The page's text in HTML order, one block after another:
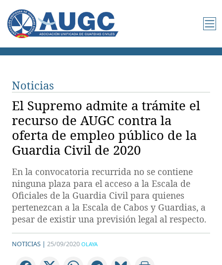
Noticias
El Supremo admite a trámite el
recurso de AUGC contra la
oferta de empleo público de la
Guardia Civil de 2020
En la convocatoria recurrida no se contiene
ninguna plaza para el acceso a la Escala de
Oficiales de la Guardia Civil para quienes
pertenezcan a la Escala de Cabos y Guardias, a
pesar de existir una previsión legal al respecto.
NOTICIAS | 25/09/2020 OLAYA